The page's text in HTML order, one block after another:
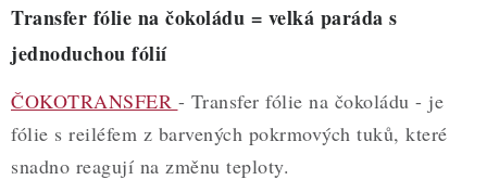
PRO OSLAVY
DO KUCHYNĚ
POCHUTINY
Transfer fólie na čokoládu = velká paráda s
jednoduchou fólií
ČOKOTRANSFER - Transfer fólie na čokoládu - je
fólie s reiléfem z barvených pokrmových tuků, které
snadno reagují na změnu teploty.